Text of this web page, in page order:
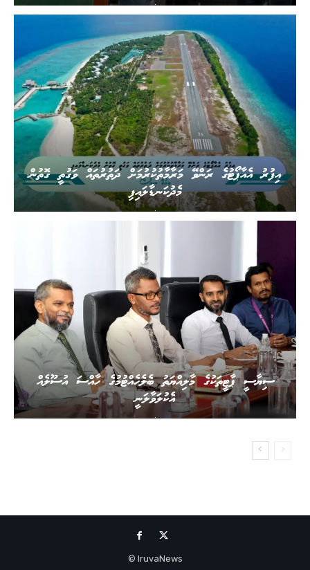
.
އިފުރު އެއާޕޯޓުގެ ރަންވޭ މަރާމާތުކުރުމަށް ދަތުރުތައް ވަގުތީ ގޮތުން
މެދުކަނޑާލައިފި
.
ސިޔާސީ ޕާޓީތަކުގެ މާލިއްޔަތު ބެލެހެއްޓުމުގެ ހާއްސަ އުސޫލެއް
އެކުލަވާލަނީ
IruvaNews ©